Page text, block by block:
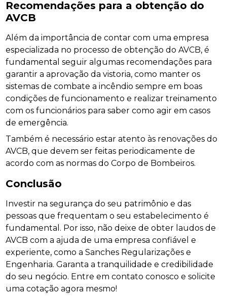
Recomendações para a obtenção do
AVCB
Além da importância de contar com uma empresa
especializada no processo de obtenção do AVCB, é
fundamental seguir algumas recomendações para
garantir a aprovação da vistoria, como manter os
sistemas de combate a incêndio sempre em boas
condições de funcionamento e realizar treinamento
com os funcionários para saber como agir em casos
de emergência.
Também é necessário estar atento às renovações do
AVCB, que devem ser feitas periodicamente de
acordo com as normas do Corpo de Bombeiros.
Conclusão
Investir na segurança do seu patrimônio e das
pessoas que frequentam o seu estabelecimento é
fundamental. Por isso, não deixe de obter laudos de
AVCB com a ajuda de uma empresa confiável e
experiente, como a Sanches Regularizações e
Engenharia. Garanta a tranquilidade e credibilidade
do seu negócio. Entre em contato conosco e solicite
uma cotação agora mesmo!